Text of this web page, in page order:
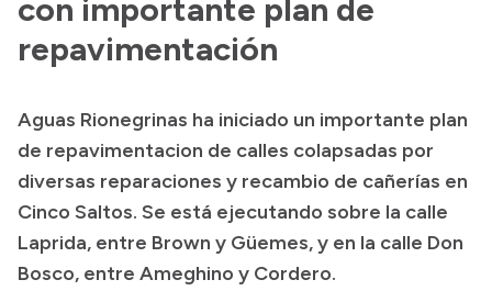
Presentación CV
Transparencia
Inversión en Salud
Licitaciones
Consulta de expedientes
con importante plan de
repavimentación
Aguas Rionegrinas ha iniciado un importante plan
de repavimentacion de calles colapsadas por
diversas reparaciones y recambio de cañerías en
Cinco Saltos. Se está ejecutando sobre la calle
Laprida, entre Brown y Güemes, y en la calle Don
Bosco, entre Ameghino y Cordero.